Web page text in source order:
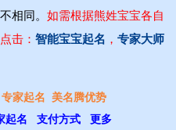
相同。 如需根据熊姓宝宝各自
击： 智能宝宝起名 ， 专家大师
专家起名 美名腾优势
起名 支付方式 更多